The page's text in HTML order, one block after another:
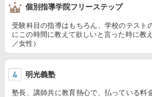
個別指導学院フリーステップ
受験科目の指導はもちろん、学校のテスト
にこの時間に教えて欲しいと言った時に教
／女性）
明光義塾
塾長、講師共に教育熱心で、払っている料